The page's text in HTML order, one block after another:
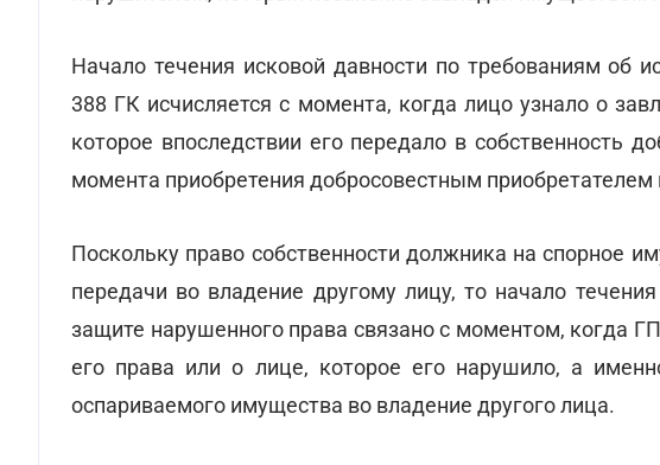
Начало течения исковой давности по требованиям об
388 ГК исчисляется с момента, когда лицо узнало о
которое впоследствии его передало в собственность
момента приобретения добросовестным
Поскольку право собственности должника на спорное
передачи во владение другому лицу, то начало
защите нарушенного права связано с моментом, когда
его права или о лице, которое его нарушило, а
оспариваемого имущества во владение другого лица.